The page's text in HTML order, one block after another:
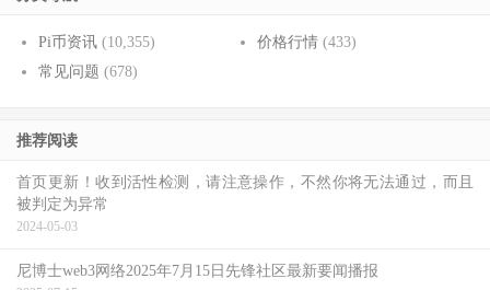
Pi币资讯 (10,355) 价格行情(433)
常见问题 (678)
推荐阅读
首页更新！收到活性检测，请注意操作，不然你将无法通过，而且
被判定为异常
2024-05-03
尼博士web3网络2025年7月15日先锋社区最新要闻播报